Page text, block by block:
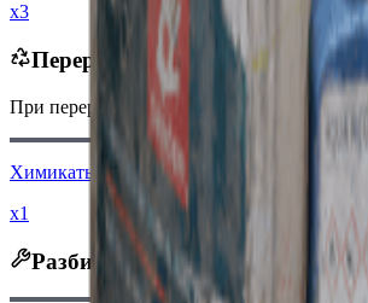
x3
Перерабатывается в
При переработке вы получите меньше
Химикаты
x1
Разбирается на